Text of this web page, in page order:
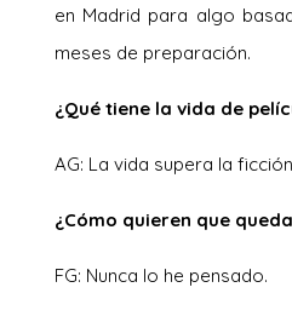
en Madrid para algo
meses de preparación.
¿Qué tiene la vida de
AG: La vida supera la
¿Cómo quieren que
FG: Nunca lo he pensado.